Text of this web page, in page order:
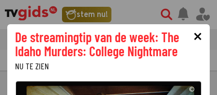
stem nu!
tvgids streaming nieuws
PRIMETIME GEMIST
×
De streamingtip van de week: The
Idaho Murders: College Nightmare
NU TE ZIEN
©